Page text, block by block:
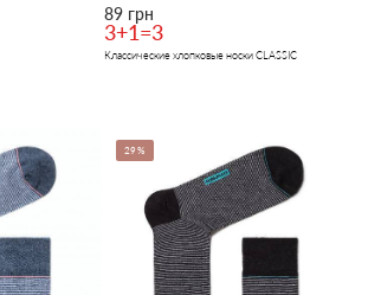
89 грн
3+1=3
Классические хлопковые носки CLASSIC
29%